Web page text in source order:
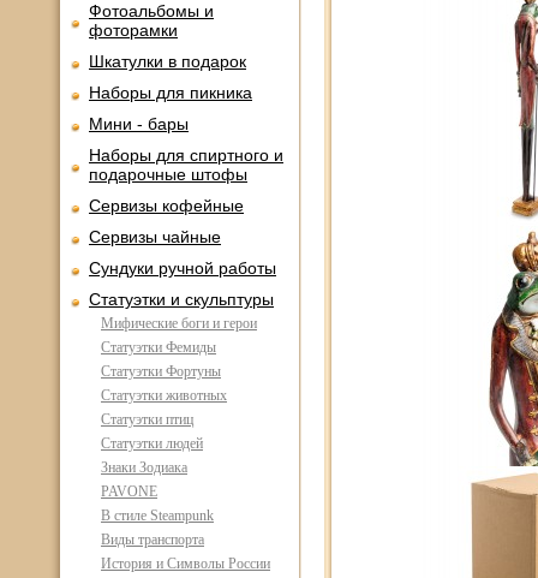
Фотоальбомы и
фоторамки
Шкатулки в подарок
Наборы для пикника
Мини - бары
Наборы для спиртного и
подарочные штофы
Сервизы кофейные
Сервизы чайные
Сундуки ручной работы
Статуэтки и скульптуры
Мифические боги и герои
Статуэтки Фемиды
Статуэтки Фортуны
Статуэтки животных
Статуэтки птиц
Статуэтки людей
Знаки Зодиака
PAVONE
В стиле Steampunk
Виды транспорта
История и Символы России